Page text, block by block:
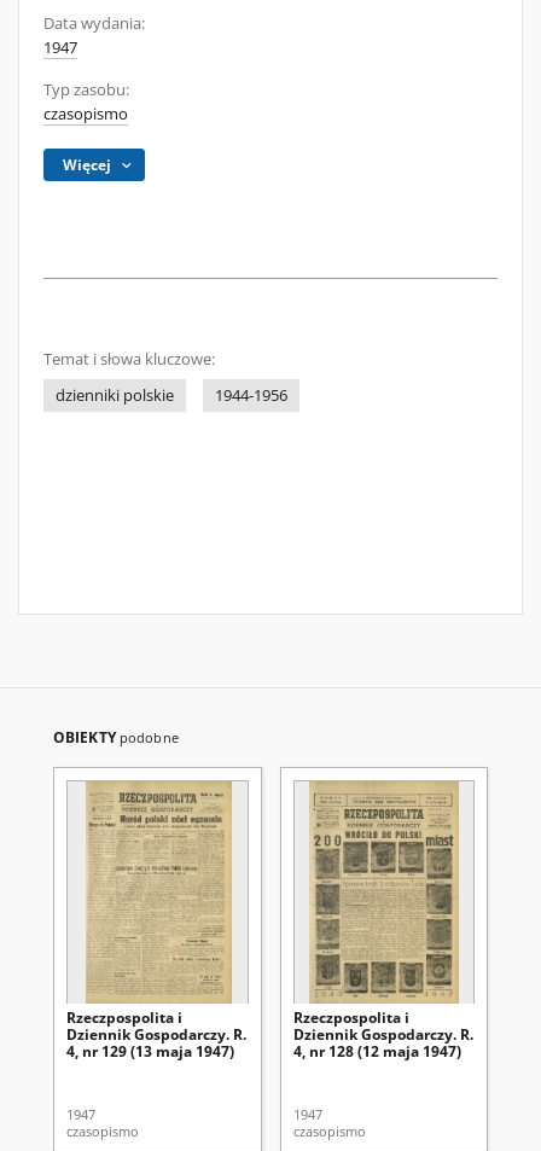
Data wydania:
1947
Typ zasobu:
czasopismo
Więcej
Temat i słowa kluczowe:
dzienniki polskie
1944-1956
OBIEKTY podobne
Rzeczpospolita i
Dziennik Gospodarczy. R.
4, nr 129 (13 maja 1947)
1947
czasopismo
Rzeczpospolita i
Dziennik Gospodarczy. R.
4, nr 128 (12 maja 1947)
1947
czasopismo